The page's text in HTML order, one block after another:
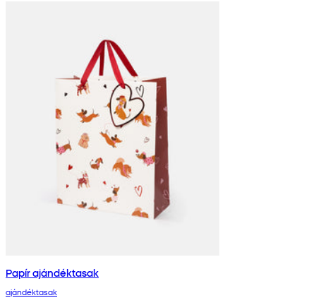
Papír ajándéktasak
ajándéktasak